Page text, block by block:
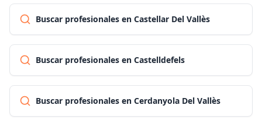
Buscar profesionales en Castellar Del Vallès
Buscar profesionales en Castelldefels
Buscar profesionales en Cerdanyola Del Vallès